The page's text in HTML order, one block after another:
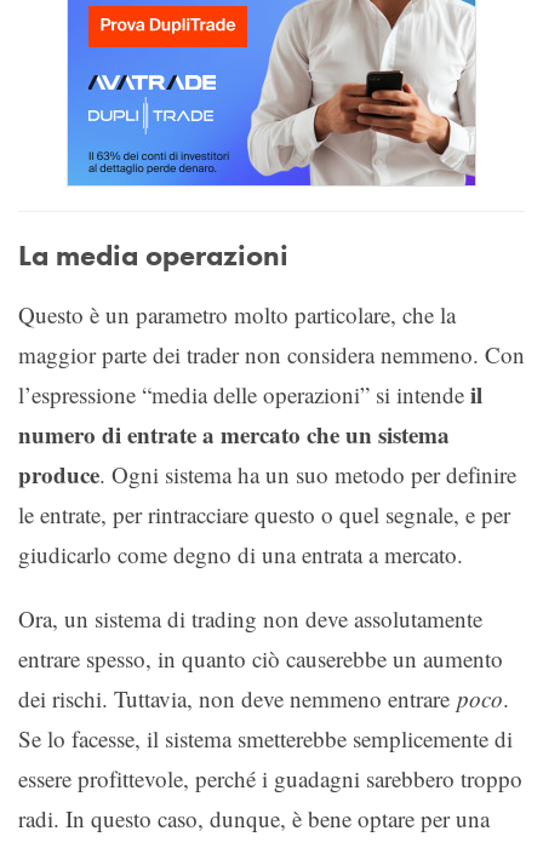
La media operazioni
Questo è un parametro molto particolare, che la
maggior parte dei trader non considera nemmeno. Con
l’espressione “media delle operazioni” si intende il
numero di entrate a mercato che un sistema
produce. Ogni sistema ha un suo metodo per definire
le entrate, per rintracciare questo o quel segnale, e per
giudicarlo come degno di una entrata a mercato.
Ora, un sistema di trading non deve assolutamente
entrare spesso, in quanto ciò causerebbe un aumento
dei rischi. Tuttavia, non deve nemmeno entrare poco.
Se lo facesse, il sistema smetterebbe semplicemente di
essere profittevole, perché i guadagni sarebbero troppo
radi. In questo caso, dunque, è bene optare per una